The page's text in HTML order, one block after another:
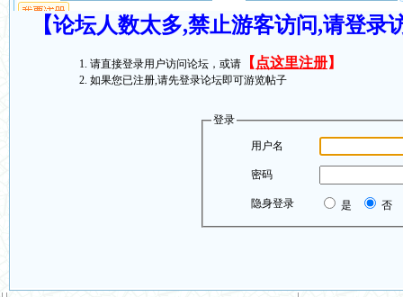
【论坛人数太多,禁止游客访问,请登
请直接登录用户访问论坛，或请 【 点这里注册】
如果您已注册,请先登录论坛即可游览帖子
登录
用户名
密码
隐身登录 是 否